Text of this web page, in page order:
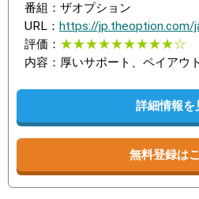
番組：ザオプション
URL： https://jp.theoption.com/
評価： ★★★★★★★★★☆
内容：厚いサポート、ペイアウ
詳細情報を
無料登録は